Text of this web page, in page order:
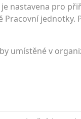
nastavena pro
jednotky.
umístěné v